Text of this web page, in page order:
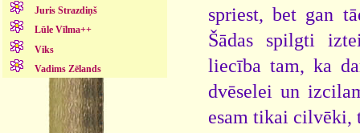
Juris Strazdiņš
Lūle Vīlma++
Viks
Vadims Zēlands
spriest, bet gan
Šādas spilgti
liecība tam, ka
dvēselei un
esam tikai cilvēki,